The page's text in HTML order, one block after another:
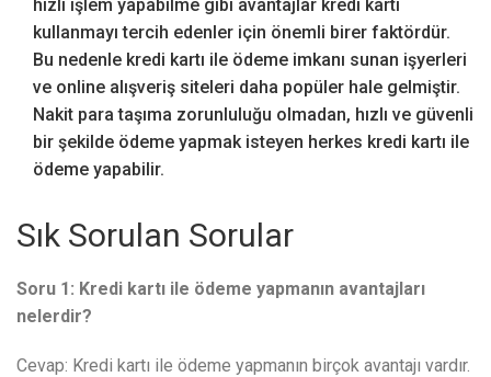
hızlı işlem yapabilme gibi avantajlar kredi kartı
kullanmayı tercih edenler için önemli birer faktördür.
Bu nedenle kredi kartı ile ödeme imkanı sunan işyerleri
ve online alışveriş siteleri daha popüler hale gelmiştir.
Nakit para taşıma zorunluluğu olmadan, hızlı ve güvenli
bir şekilde ödeme yapmak isteyen herkes kredi kartı ile
ödeme yapabilir.
Sık Sorulan Sorular
Soru 1: Kredi kartı ile ödeme yapmanın avantajları
nelerdir?
Cevap: Kredi kartı ile ödeme yapmanın birçok avantajı vardır.